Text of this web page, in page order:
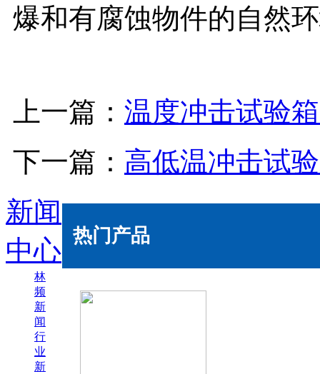
爆和有腐蚀物件的自然
上一篇： 温度冲击试验
下一篇： 高低温冲击试
热门产品
新闻
中心
林
频
新
闻
行
业
新